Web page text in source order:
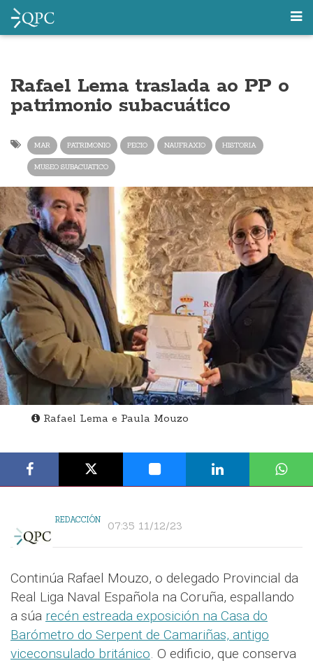
Rafael Lema traslada ao PP o
patrimonio subacuático
MAR PATRIMONIO PECIO NAUFRAXIO HISTORIA
MUSEO SUBACUATICO
Rafael Lema e Paula Mouzo
REDACCIÓN 07:35 11/12/23
Continúa Rafael Mouzo, o delegado Provincial da
Real Liga Naval Española na Coruña, espallando
a súa recén estreada exposición na Casa do
Barómetro do Serpent de Camariñas, antigo
viceconsulado británico. O edificio, que conserva